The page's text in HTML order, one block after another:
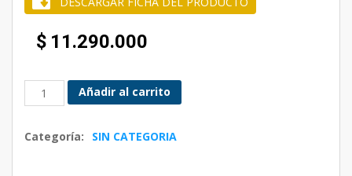
$ 11.290.000
Añadir al carrito
Categoría: SIN CATEGORIA